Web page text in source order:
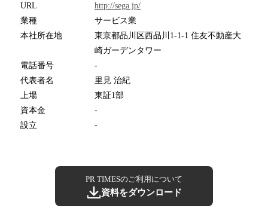
URL
http://sega.jp/
業種
サービス業
本社所在地
東京都品川区西品川1-1-1 住友不動産大
崎ガーデンタワー
電話番号
-
代表者名
里見 治紀
上場
東証1部
資本金
-
設立
-
PR TIMESのご利用について
資料をダウンロード